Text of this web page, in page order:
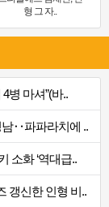
형 그 자..
병 마셔”(바..
남‥파파라치에 ..
소화 ‘역대급..
갱신한 인형 비..